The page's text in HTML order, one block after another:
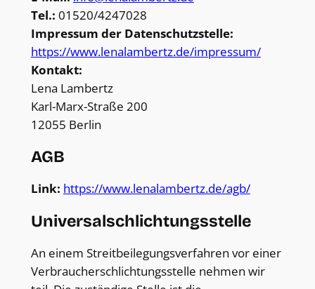
Tel.: 01520/4247028
Impressum der Datenschutzstelle:
https://www.lenalambertz.de/impressum/
Kontakt:
Lena Lambertz
Karl-Marx-Straße 200
12055 Berlin
AGB
Link: https://www.lenalambertz.de/agb/
Universal­schlichtungs­stelle
An einem Streitbeilegungsverfahren vor einer
Verbraucherschlichtungsstelle nehmen wir